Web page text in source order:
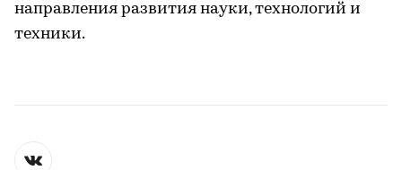
направления развития науки, технологий и
техники.